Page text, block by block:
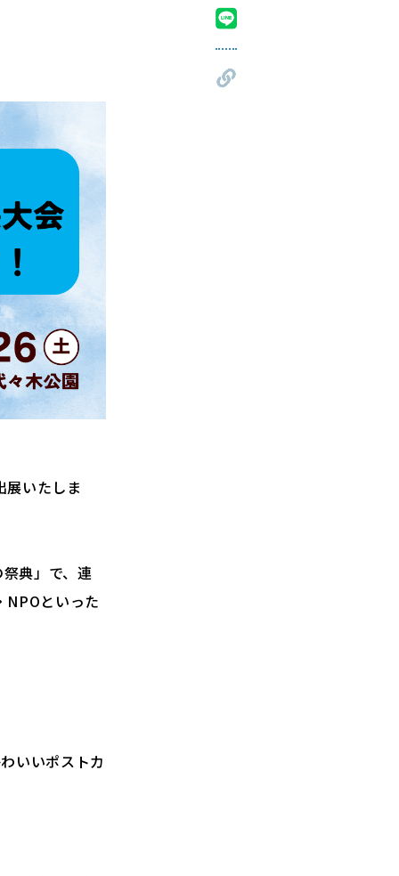
いたしま
典」で、 連
NPOといった
いいポストカ